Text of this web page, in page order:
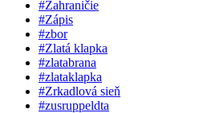
#Zahraničie
#Zápis
#zbor
#Zlatá klapka
#zlatabrana
#zlataklapka
#Zrkadlová sieň
#zusruppeldta